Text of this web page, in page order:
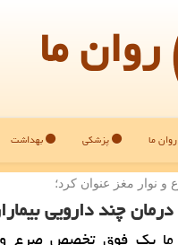
روان ما
ما پزشکی بهداشت
مغز عنوان كرد؛
چند دارویی